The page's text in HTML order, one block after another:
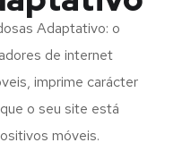
Adaptativo: o
de internet
imprime carácter
o seu site está
móveis.